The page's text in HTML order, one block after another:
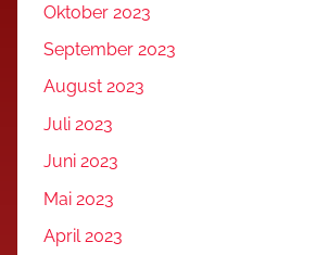
Oktober 2023
September 2023
August 2023
Juli 2023
Juni 2023
Mai 2023
April 2023